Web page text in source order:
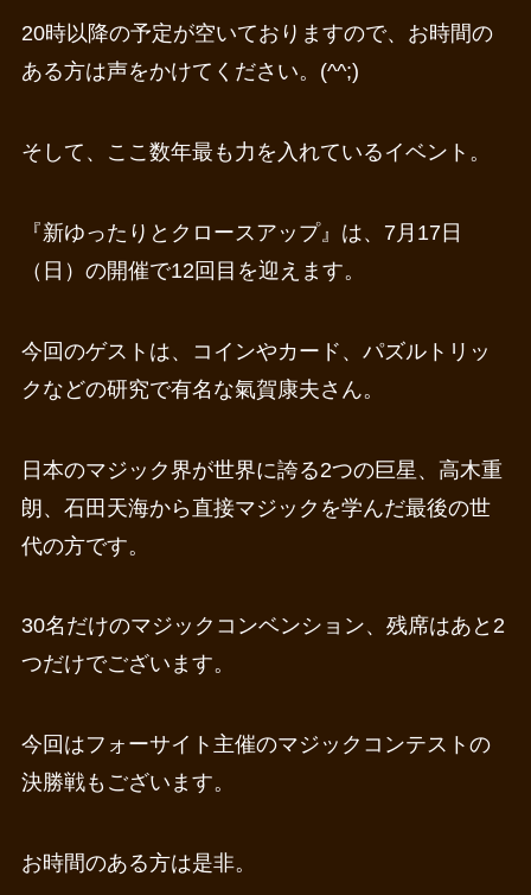
20時以降の予定が空いておりますので、お時間の
ある方は声をかけてください。(^^;)
そして、ここ数年最も力を入れているイベント。
『新ゆったりとクロースアップ』は、7月17日
（日）の開催で12回目を迎えます。
今回のゲストは、コインやカード、パズルトリッ
クなどの研究で有名な氣賀康夫さん。
日本のマジック界が世界に誇る2つの巨星、高木重
朗、石田天海から直接マジックを学んだ最後の世
代の方です。
30名だけのマジックコンベンション、残席はあと2
つだけでございます。
今回はフォーサイト主催のマジックコンテストの
決勝戦もございます。
お時間のある方は是非。